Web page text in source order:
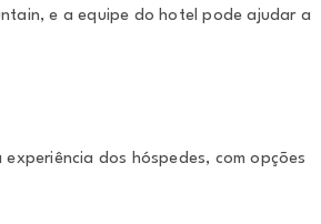
e a equipe do hotel pode ajudar a
dos hóspedes, com opções